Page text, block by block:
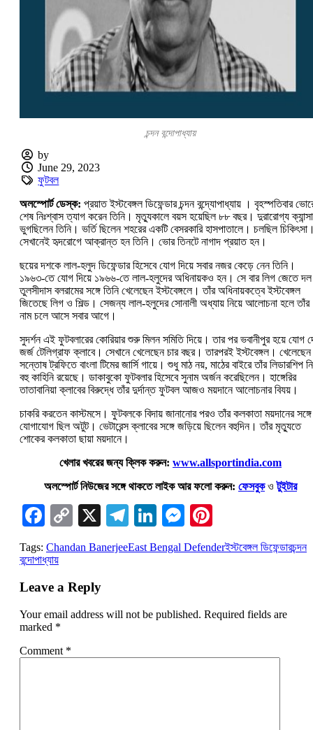
চন্দন বন্দোপাধ্যায়
by
June 29, 2023
ফুটবল
অলস্পোর্ট ডেস্ক: প্রয়াত ইস্টবেঙ্গল ডিফেন্ডার চন্দন বন্দ্যোপাধ্যায় । বৃহস্পতিবার
শেষ নিঃশ্বাস ত্যাগ করেন তিনি। মৃত্যুকালে বয়স হয়েছিল ৮৮ বছর। দুরারোগ্য
ভুগছিলেন তিনি। ভর্তি ছিলেন শহরের একটি বেসরকারি হাসপাতালে। চলছিল
সেখানেই হৃদরোগে আক্রান্ত হন তিনি। ভোর তিনটে নাগাদ প্রয়াত হন।
ছয়ের দশকে লাল-হলুদ ডিফেন্ডার হিসেবে যোগ দিয়ে সবার নজর কেড়ে নেন তিনি।
১৯৬৩-তে যোগ দিয়ে ১৯৬৬-তে লাল-হলুদের অধিনায়কও হন। সে বার লিগ জেতে
তুলসীদাস বলরামের সঙ্গে তিনি খেলেছেন ইস্টবেঙ্গলে। তাঁর অধিনায়কত্বে ইস্টবেঙ্গল
জিতেছে লিগ ও শিল্ড। সেজন্য লাল-হলুদের সোনালী অধ্যায় নিয়ে আলোচনা হলে তাঁর
নাম চলে আসে সবার আগে।
সুদর্শন এই ফুটবলারের কোরিয়ার শুরু মিলন সমিতি দিয়ে। তার পর ভবানীপুর হয়ে যোগ
জর্জ টেলিগ্রাফ ক্লাবে। সেখানে খেলেছেন চার বছর। তারপরই ইস্টবেঙ্গল। খেলেছেন
সন্তোষ ট্রফিতে বাংলা টিমের জার্সি গায়ে। শুধু মাঠ নয়, মাঠের বাইরে তাঁর লিডারশিপ
বহু কাহিনি রয়েছে। ডাকাবুকো ফুটবলার হিসেবে সুনাম অর্জন করেছিলেন। হাঙ্গেরির
তাতাবানিয়া ক্লাবের বিরুদ্ধে তাঁর দুর্দান্ত ফুটবল আজও ময়দানে আলোচনার বিযয়।
চাকরি করতেন কাস্টমসে। ফুটবলকে বিদায় জানানোর পরও তাঁর কলকাতা ময়দানের সঙ্গে
যোগাযোগ ছিল অটুট। ভেটারেন্স ক্লাবের সঙ্গে জড়িয়ে ছিলেন বহুদিন। তাঁর মৃত্যুতে
শোকের কলকাতা ছায়া ময়দানে।
খেলার খবরের জন্য ক্লিক করুন: www.allsportindia.com
অলস্পোর্ট নিউজের সঙ্গে থাকতে লাইক আর ফলো করুন: ফেসবুকওটুইটার
Facebook
Copy
Link
X Telegram
LinkedIn
Messenger
Tags: Chandan BanerjeeEast Bengal Defenderইস্টবেঙ্গল ডিফেন্ডারচন্দন
বন্দোপাধ্যায়
Leave a Reply
Your email address will not be published. Required fields are
marked *
Comment *